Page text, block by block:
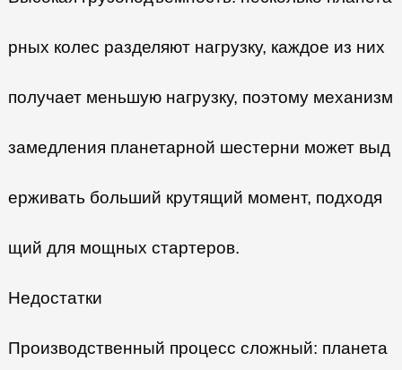
рных колес разделяют нагрузку, каждое из них
получает меньшую нагрузку, поэтому механизм
замедления планетарной шестерни может выд
ерживать больший крутящий момент, подходя
щий для мощных стартеров.
Недостатки
Производственный процесс сложный: планета